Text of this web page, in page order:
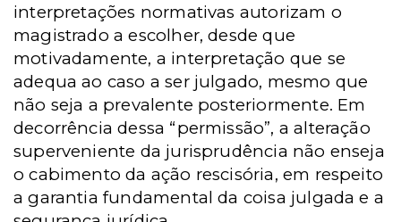
interpretações normativas autorizam o
magistrado a escolher, desde que
motivadamente, a interpretação que se
adequa ao caso a ser julgado, mesmo que
não seja a prevalente posteriormente. Em
decorrência dessa “permissão”, a alteração
superveniente da jurisprudência não enseja
o cabimento da ação rescisória, em respeito
a garantia fundamental da coisa julgada e a